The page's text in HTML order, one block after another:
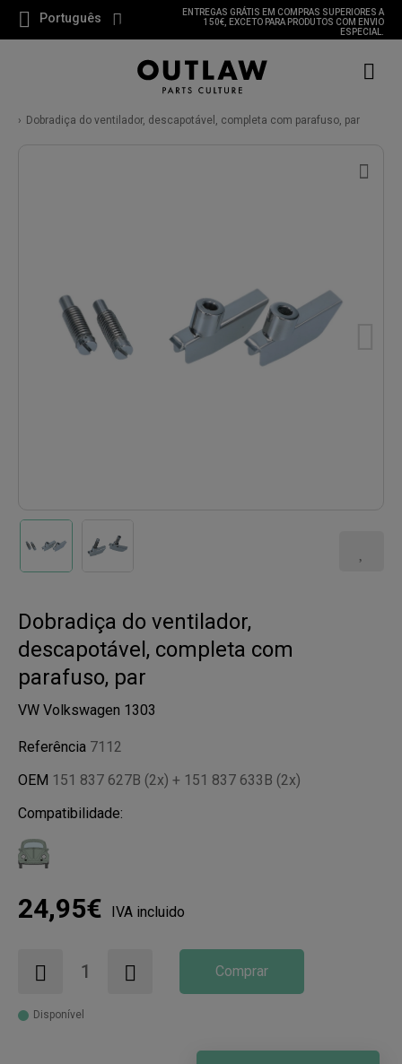
Português
ENTREGAS GRÁTIS EM COMPRAS SUPERIORES A
150€, EXCETO PARA PRODUTOS COM ENVIO
ESPECIAL.
Dobradiça do ventilador, descapotável, completa com parafuso, par
Dobradiça do ventilador,
descapotável, completa com
parafuso, par
VW Volkswagen 1303
Referência 7112
OEM 151 837 627B (2x) + 151 837 633B (2x)
Compatibilidade:
24,95€ IVA incluido
Comprar
Disponível